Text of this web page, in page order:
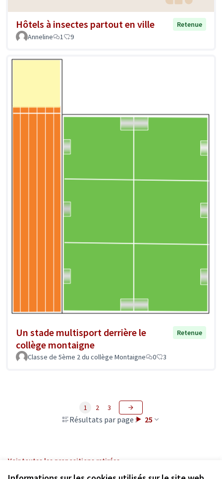
Hôtels à insectes partout en ville
Retenue
Anneline
1 9
Un stade multisport derrière le
collège montaigne
Retenue
Classe de 5ème 2 du collège Montaigne 0 3
Résultats par page : 25
1 2 3
Voir toutes les propositions retirées